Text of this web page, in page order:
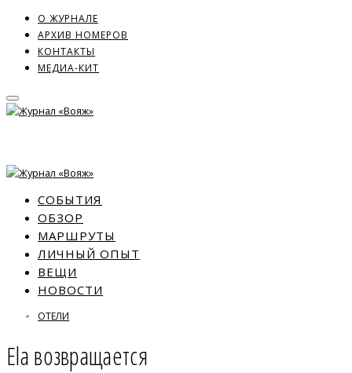
О ЖУРНАЛЕ
АРХИВ НОМЕРОВ
КОНТАКТЫ
МЕДИА-КИТ
СОБЫТИЯ
ОБЗОР
МАРШРУТЫ
ЛИЧНЫЙ ОПЫТ
ВЕЩИ
НОВОСТИ
ОТЕЛИ
Ela возвращается